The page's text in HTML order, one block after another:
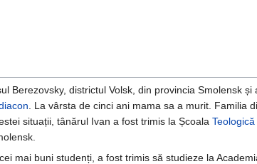
Berezovsky, districtul Volsk, din provincia Smolensk și
. La vârsta de cinci ani mama sa a murit. Familia
situații, tânărul Ivan a fost trimis la Școala Teologică
mai buni studenți, a fost trimis să studieze la